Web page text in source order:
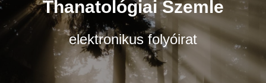
Thanatológiai Szemle
elektronikus folyóirat